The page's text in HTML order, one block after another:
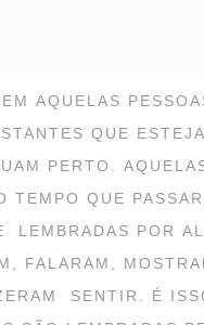
AQUELAS
QUE
PERTO.
TEMPO QUE
LEMBRADAS POR
FALARAM,
SENTIR. É